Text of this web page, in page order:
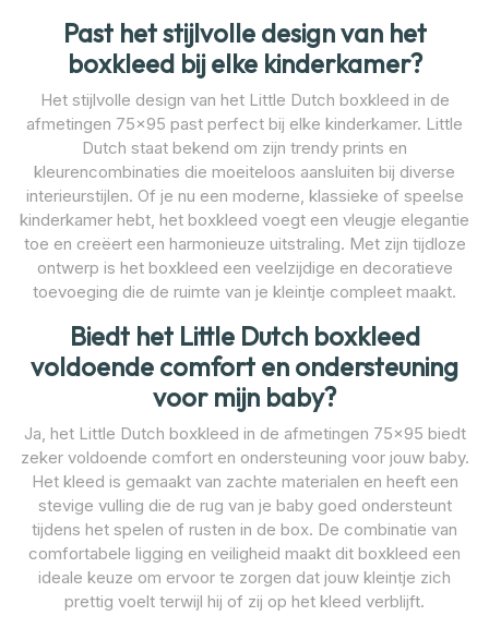
Past het stijlvolle design van het
boxkleed bij elke kinderkamer?
Het stijlvolle design van het Little Dutch boxkleed in de
afmetingen 75×95 past perfect bij elke kinderkamer. Little
Dutch staat bekend om zijn trendy prints en
kleurencombinaties die moeiteloos aansluiten bij diverse
interieurstijlen. Of je nu een moderne, klassieke of speelse
kinderkamer hebt, het boxkleed voegt een vleugje elegantie
toe en creëert een harmonieuze uitstraling. Met zijn tijdloze
ontwerp is het boxkleed een veelzijdige en decoratieve
toevoeging die de ruimte van je kleintje compleet maakt.
Biedt het Little Dutch boxkleed
voldoende comfort en ondersteuning
voor mijn baby?
Ja, het Little Dutch boxkleed in de afmetingen 75×95 biedt
zeker voldoende comfort en ondersteuning voor jouw baby.
Het kleed is gemaakt van zachte materialen en heeft een
stevige vulling die de rug van je baby goed ondersteunt
tijdens het spelen of rusten in de box. De combinatie van
comfortabele ligging en veiligheid maakt dit boxkleed een
ideale keuze om ervoor te zorgen dat jouw kleintje zich
prettig voelt terwijl hij of zij op het kleed verblijft.